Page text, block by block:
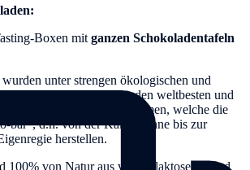
Boxen mitganzen Schokoladentafeln
unter strengen ökologischen und
Wir arbeiten mit den weltbesten und
zusammen, welche die
bar", d.h. von der Kakaobohne bis zur
herstellen.
100% von Natur aus vegan, laktosefrei und